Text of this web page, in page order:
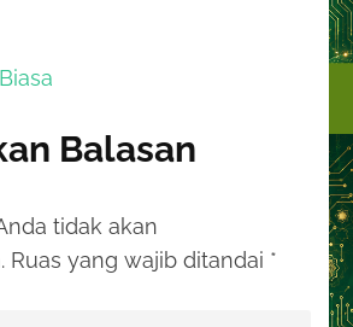
Balasan
tidak akan
Ruas yang wajib ditandai *